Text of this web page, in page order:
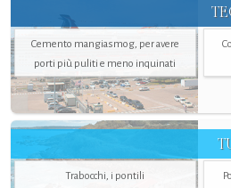
Cemento mangiasmog, per avere
porti più puliti e meno inquinati
Trabocchi, i pontili